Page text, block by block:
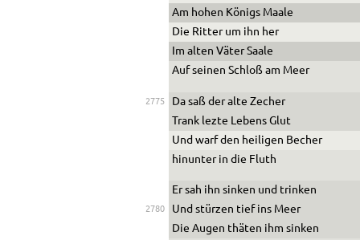
Am hohen Königs Maale
Die Ritter um ihn her
Im alten Väter Saale
Auf seinen Schloß am Meer
2775
Da saß der alte Zecher
Trank lezte Lebens Glut
Und warf den heiligen Becher
hinunter in die Fluth
Er sah ihn sinken und trinken
2780
Und stürzen tief ins Meer
Die Augen thäten ihm sinken